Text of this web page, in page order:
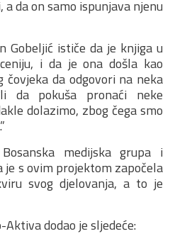
da on samo ispunjava njenu
Gobeljić ističe da je knjiga u
i da je ona došla kao
čovjeka da odgovori na neka
da pokuša pronaći neke
dolazimo, zbog čega smo
medijska grupa i
je s ovim projektom započela
svog djelovanja, a to je
dodao je sljedeće: